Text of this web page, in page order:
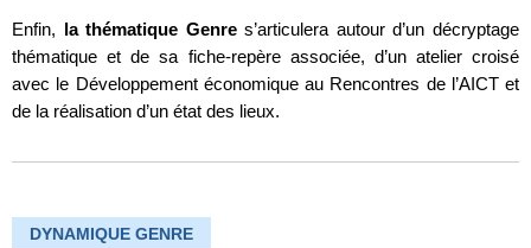
Enfin, la thématique Genres’articulera autour d’un décryptage
thématique et de sa fiche-repère associée, d’un atelier croisé
avec le Développement économique au Rencontres de l’AICT et
de la réalisation d’un état des lieux.
DYNAMIQUE GENRE